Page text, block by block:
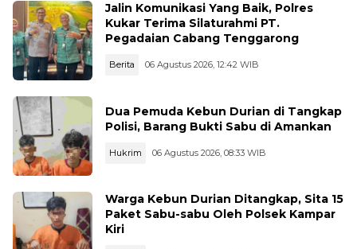
Jalin Komunikasi Yang Baik, Polres
Kukar Terima Silaturahmi PT.
Pegadaian Cabang Tenggarong
Berita 06 Agustus 2026, 12:42 WIB
Dua Pemuda Kebun Durian di Tangkap
Polisi, Barang Bukti Sabu di Amankan
Hukrim 06 Agustus 2026, 08:33 WIB
Warga Kebun Durian Ditangkap, Sita 15
Paket Sabu-sabu Oleh Polsek Kampar
Kiri